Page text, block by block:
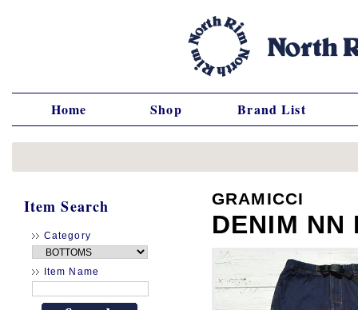
Home Shop Brand List
Item Search
Category
Item Name
GRAMICCI
DENIM